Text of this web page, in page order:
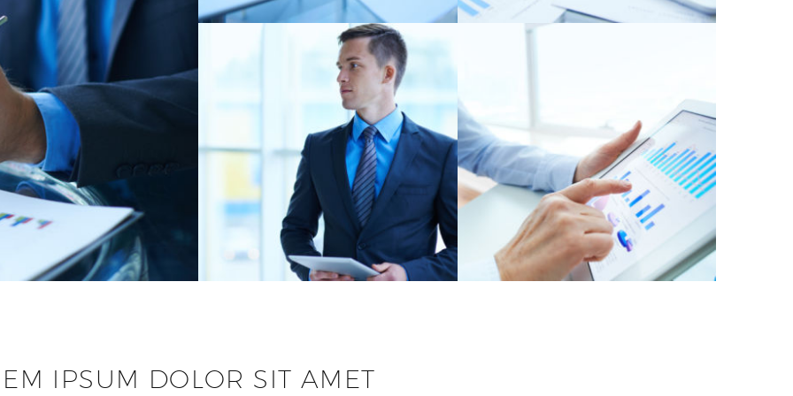
IPSUM DOLOR SIT AMET